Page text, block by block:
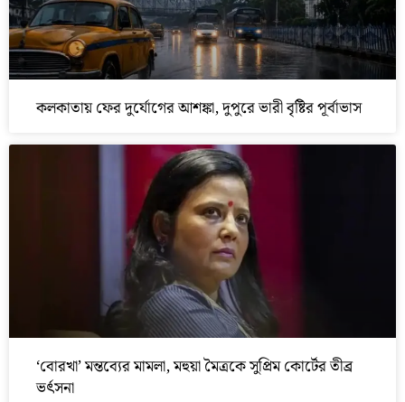
কলকাতায় ফের দুর্যোগের আশঙ্কা, দুপুরে ভারী বৃষ্টির পূর্বাভাস
‘বোরখা’ মন্তব্যের মামলা, মহুয়া মৈত্রকে সুপ্রিম কোর্টের তীব্র
ভর্ৎসনা